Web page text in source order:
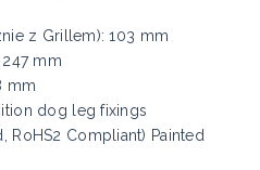
z Grillem): 103 mm
mm
mm
dog leg fixings
RoHS2 Compliant) Painted